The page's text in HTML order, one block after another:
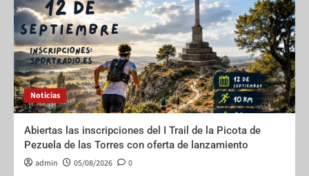
Noticias
Abiertas las inscripciones del I Trail de la Picota de
Pezuela de las Torres con oferta de lanzamiento
admin 05/08/2026 0